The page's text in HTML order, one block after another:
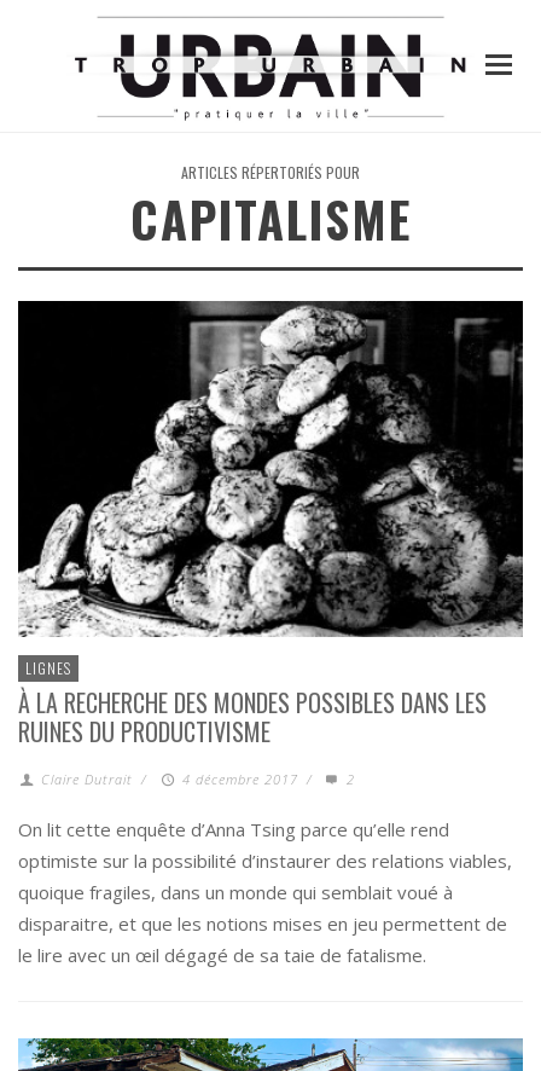
ARTICLES RÉPERTORIÉS POUR
CAPITALISME
LIGNES
À LA RECHERCHE DES MONDES POSSIBLES DANS LES
RUINES DU PRODUCTIVISME
Claire Dutrait / 4 décembre 2017 / 2
On lit cette enquête d’Anna Tsing parce qu’elle rend
optimiste sur la possibilité d’instaurer des relations viables,
quoique fragiles, dans un monde qui semblait voué à
disparaitre, et que les notions mises en jeu permettent de
le lire avec un œil dégagé de sa taie de fatalisme.